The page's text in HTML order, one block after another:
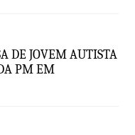
DE JOVEM AUTISTA
PM EM